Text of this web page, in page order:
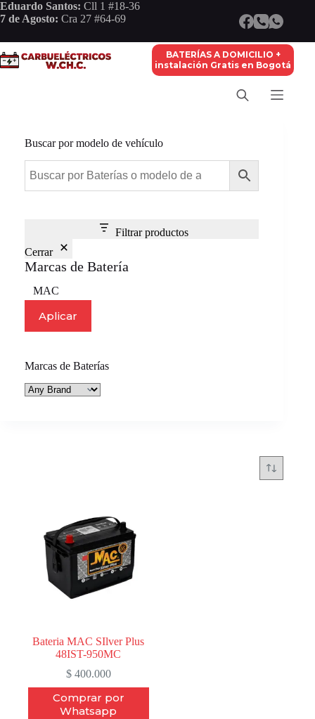
Saltar
al
Eduardo Santos: Cll 1 #18-36
7 de Agosto: Cra 27 #64-69
BATERÍAS A DOMICILIO +
instalación Gratis en Bogotá
Bateria MAC SIlver Plus
48IST-950MC
$400.000
Comprar por
Whatsapp
Buscar por modelo de vehículo
Filtrar productos
Cerrar
Marcas de Batería
Marca
MAC
Aplicar
Marcas de Baterías